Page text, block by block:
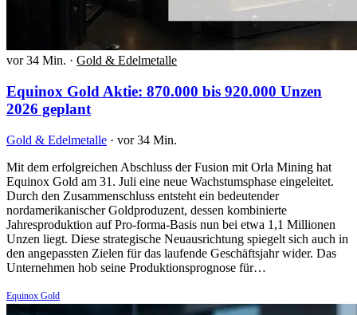
vor 34 Min. · Gold & Edelmetalle
Equinox Gold Aktie: 870.000 bis 920.000 Unzen
2026 geplant
Gold & Edelmetalle · vor 34 Min.
Mit dem erfolgreichen Abschluss der Fusion mit Orla Mining hat
Equinox Gold am 31. Juli eine neue Wachstumsphase eingeleitet.
Durch den Zusammenschluss entsteht ein bedeutender
nordamerikanischer Goldproduzent, dessen kombinierte
Jahresproduktion auf Pro-forma-Basis nun bei etwa 1,1 Millionen
Unzen liegt. Diese strategische Neuausrichtung spiegelt sich auch in
den angepassten Zielen für das laufende Geschäftsjahr wider. Das
Unternehmen hob seine Produktionsprognose für…
Equinox Gold